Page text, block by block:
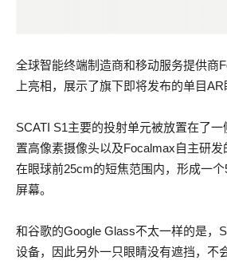
全球智能终端制造商和移动服务提供商
上亮相，展示了旗下即将发布的单目AR
SCATI S1主要的投射单元被放置在了
置高像素摄像头以及Focalmax自主研
在眼球前25cm的短焦范围内，形成一
屏幕。
和谷歌的Google Glass不太一样的是，
设备，因此另外一只眼睛没有遮挡，不